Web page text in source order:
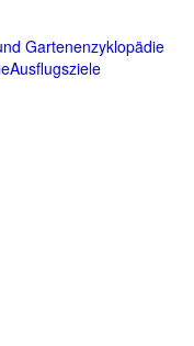
Ausflugsziele